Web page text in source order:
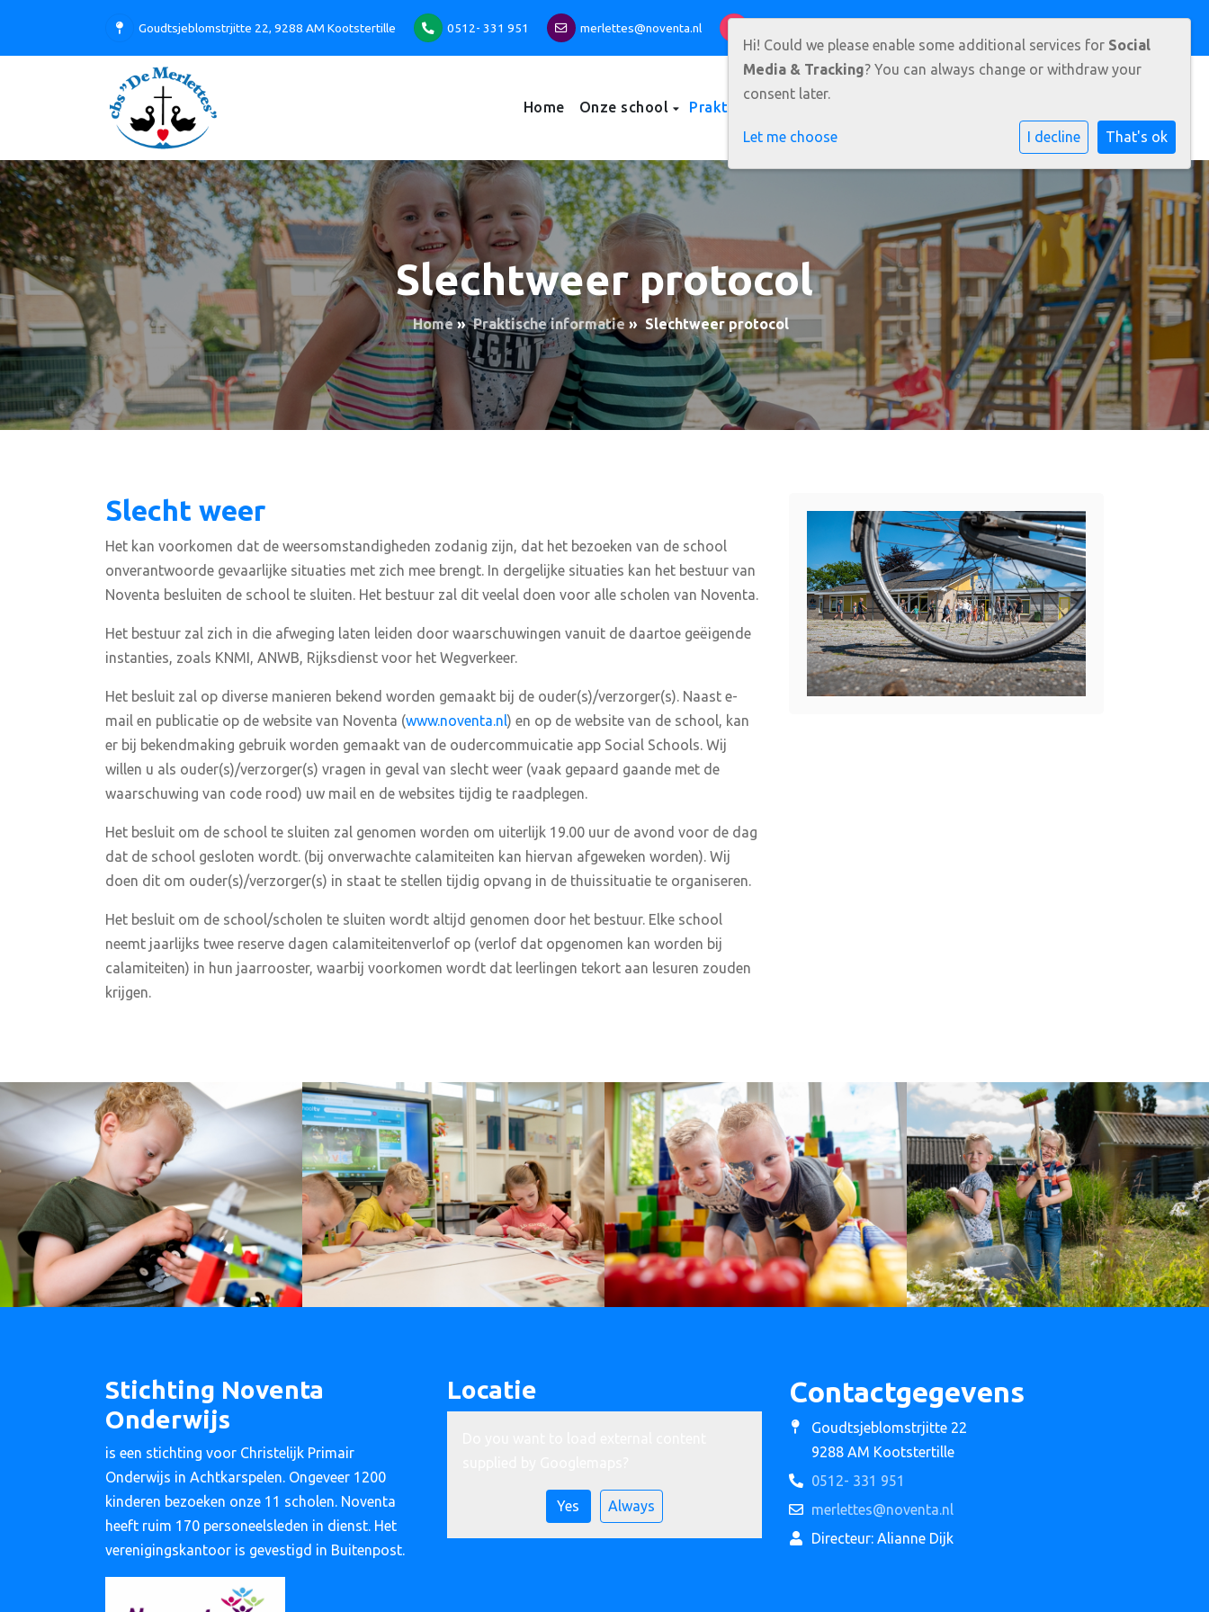
Goudtsjeblomstrjitte 22, 9288 AM Kootstertille 0512- 331 951 merlettes@noventa.nl
Home Onze school Praktische informatie
Slechtweer protocol
Home » Praktische informatie » Slechtweer protocol
Slecht weer
Het kan voorkomen dat de weersomstandigheden zodanig zijn, dat het bezoeken van de school
onverantwoorde gevaarlijke situaties met zich mee brengt. In dergelijke situaties kan het bestuur van
Noventa besluiten de school te sluiten. Het bestuur zal dit veelal doen voor alle scholen van Noventa.
Het bestuur zal zich in die afweging laten leiden door waarschuwingen vanuit de daartoe geëigende
instanties, zoals KNMI, ANWB, Rijksdienst voor het Wegverkeer.
Het besluit zal op diverse manieren bekend worden gemaakt bij de ouder(s)/verzorger(s). Naast e-
mail en publicatie op de website van Noventa (www.noventa.nl) en op de website van de school, kan
er bij bekendmaking gebruik worden gemaakt van de oudercommuicatie app Social Schools. Wij
willen u als ouder(s)/verzorger(s) vragen in geval van slecht weer (vaak gepaard gaande met de
waarschuwing van code rood) uw mail en de websites tijdig te raadplegen.
Het besluit om de school te sluiten zal genomen worden om uiterlijk 19.00 uur de avond voor de dag
dat de school gesloten wordt. (bij onverwachte calamiteiten kan hiervan afgeweken worden). Wij
doen dit om ouder(s)/verzorger(s) in staat te stellen tijdig opvang in de thuissituatie te organiseren.
Het besluit om de school/scholen te sluiten wordt altijd genomen door het bestuur. Elke school
neemt jaarlijks twee reserve dagen calamiteitenverlof op (verlof dat opgenomen kan worden bij
calamiteiten) in hun jaarrooster, waarbij voorkomen wordt dat leerlingen tekort aan lesuren zouden
krijgen.
Stichting Noventa
Onderwijs
is een stichting voor Christelijk Primair
Onderwijs in Achtkarspelen. Ongeveer 1200
kinderen bezoeken onze 11 scholen. Noventa
heeft ruim 170 personeelsleden in dienst. Het
verenigingskantoor is gevestigd in Buitenpost.
Locatie
Yes Always
Contactgegevens
Goudtsjeblomstrjitte 22
9288 AM Kootstertille
0512- 331 951
merlettes@noventa.nl
Directeur: Alianne Dijk
Hi! Could we please enable some additional services for Social
Media & Tracking? You can always change or withdraw your
consent later.
Let me choose I decline That's ok